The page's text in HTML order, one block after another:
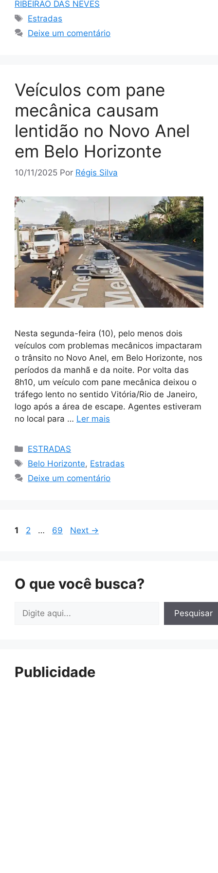
RIBEIRÃO DAS NEVES
Tags
Estradas
Deixe um comentário
Veículos com pane
mecânica causam
lentidão no Novo Anel
em Belo Horizonte
10/11/2025 Por Régis Silva
Nesta segunda-feira (10), pelo menos dois
veículos com problemas mecânicos impactaram
o trânsito no Novo Anel, em Belo Horizonte, nos
períodos da manhã e da noite. Por volta das
8h10, um veículo com pane mecânica deixou o
tráfego lento no sentido Vitória/Rio de Janeiro,
logo após a área de escape. Agentes estiveram
no local para … Ler mais
Categorias
ESTRADAS
Tags
Belo Horizonte, Estradas
Deixe um comentário
Page
1 Page
2 … Page
69 Next →
O que você busca?
Pesquisar
Pesquisar
Publicidade